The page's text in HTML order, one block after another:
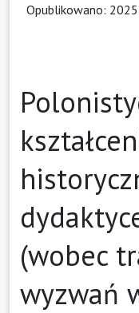
Opublikowano:
(wobec
wyzwań